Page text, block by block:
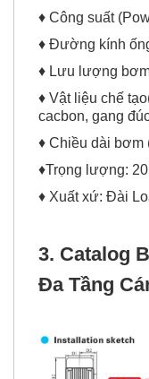
♦ Công suất
♦ Đường kính
♦ Lưu lượng
♦ Vật liệu chế
cacbon, gang
♦ Chiều dài bơm
♦Trọng lượng:
♦ Xuất xứ: Đài
3. Catalog
Đa Tầng